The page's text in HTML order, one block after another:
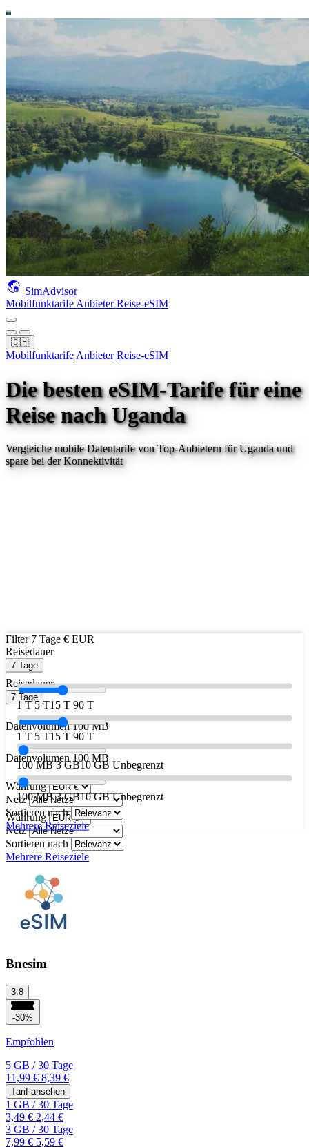
SimAdvisor
Mobilfunktarife AnbieterReise-eSIM
🇨🇭
Mobilfunktarife Anbieter Reise-eSIM
Die besten eSIM-Tarife für eine
Reisenach Uganda
Vergleiche mobile Datentarife von Top-Anbietern fürUgandaund
spare bei der Konnektivität
Filter 7 Tage € EUR
Reisedauer
7 Tage
1 T 5 T15 T 90 T
Datenvolumen 100 MB
100 MB 3 GB10 GB Unbegrenzt
Währung
Netz
Sortieren nach
Mehrere Reiseziele
Reisedauer
7 Tage
1 T 5 T15 T 90 T
Datenvolumen 100 MB
100 MB 3 GB10 GB Unbegrenzt
Währung
Netz
Sortieren nach
Mehrere Reiseziele
Bnesim
3.8
-30%
Empfohlen
5 GB /30 Tage
11,99 € 8,39 €
Tarif ansehen
1 GB /30 Tage
3,49 € 2,44 €
3 GB /30 Tage
7,99 € 5,59 €